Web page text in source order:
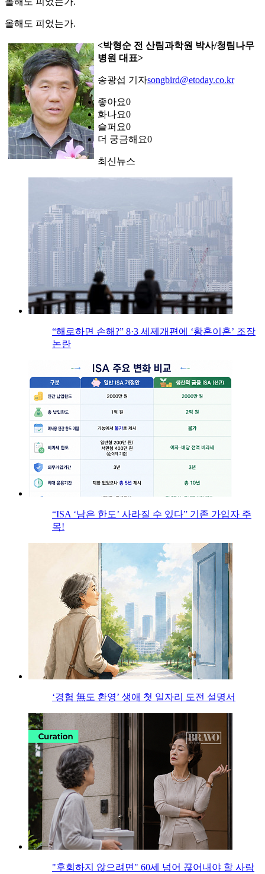
올해도 피었는가.
<박형순 전 산림과학원 박사/청림나무
병원 대표>
송광섭 기자songbird@etoday.co.kr
좋아요0
화나요0
슬퍼요0
더 궁금해요0
최신뉴스
“해로하면 손해?” 8·3 세제개편에 ‘황혼이혼’ 조장
논란
“ISA ‘남은 한도’ 사라질 수 있다” 기존 가입자 주
목!
‘경험 無도 환영’ 생애 첫 일자리 도전 설명서
"후회하지 않으려면" 60세 넘어 끊어내야 할 사람